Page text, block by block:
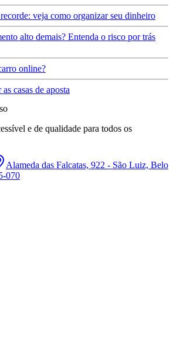
veja como organizar seu dinheiro
alto demais? Entenda o risco por trás
online?
casas de aposta
e de qualidade para todos os
Alameda das Falcatas, 922 - São Luiz, Belo
070